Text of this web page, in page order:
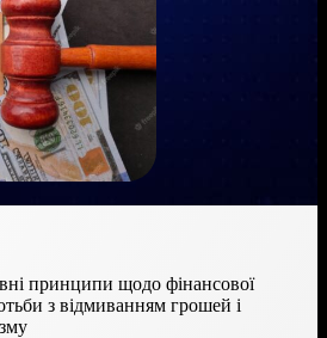
принципи щодо фінансової
з відмиванням грошей і